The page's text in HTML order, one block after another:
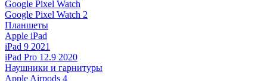
Google Pixel Watch
Google Pixel Watch 2
Планшеты
Apple iPad
iPad 9 2021
iPad Pro 12.9 2020
Наушники и гарнитуры
Apple Airpods 4